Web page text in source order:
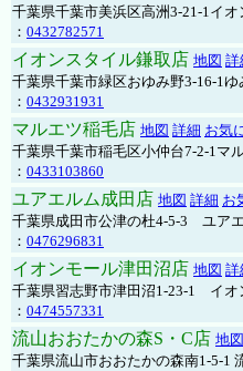
千葉県千葉市美浜区高洲3-21-1イ
： 0432782571
イオンスタイル鎌取店 地図 詳
千葉県千葉市緑区おゆみ野3-16-1
： 0432931931
マルエツ稲毛店 地図 詳細 お気
千葉県千葉市稲毛区小仲台7-2-1マ
： 0433103860
ユアエルム成田店 地図 詳細 お
千葉県成田市公津の杜4-5-3 ユア
： 0476296831
イオンモール津田沼店 地図 詳
千葉県習志野市津田沼1-23-1 イオ
： 0474557331
流山おおたかの森S・C店 地図
千葉県流山市おおたかの森南1-5-1